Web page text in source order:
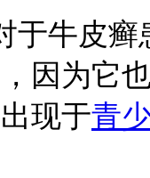
牛皮癣
因为它
现于青